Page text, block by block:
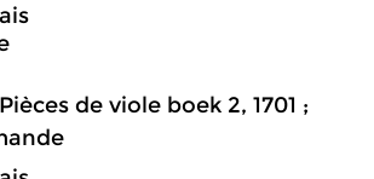
de viole boek 2, 1701 ;